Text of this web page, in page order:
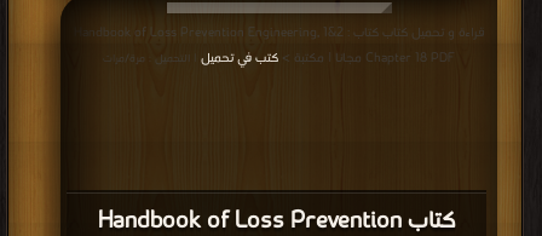
كتاب Handbook of Loss Prevention
قراءة و تحميل كتاب كتاب Handbook of Loss Prevention Engineering, 1&2 :
Chapter 18 PDF مجانا | مكتبة >
كتب في تحميل | التحميل : مرة/مرات